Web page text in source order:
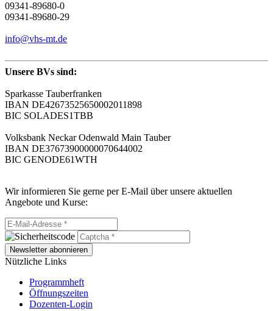
09341-89680-0
09341-89680-29
info@vhs-mt.de
Unsere BVs sind:
Sparkasse Tauberfranken
IBAN DE42673525650002011898
BIC SOLADES1TBB
Volksbank Neckar Odenwald Main Tauber
IBAN DE37673900000070644002
BIC GENODE61WTH
Wir informieren Sie gerne per E-Mail über unsere aktuellen
Angebote und Kurse:
Newsletter abonnieren
Nützliche Links
Programmheft
Öffnungszeiten
Dozenten-Login